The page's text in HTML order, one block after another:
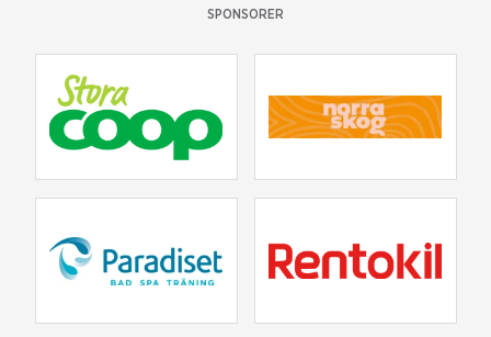
SPONSORER